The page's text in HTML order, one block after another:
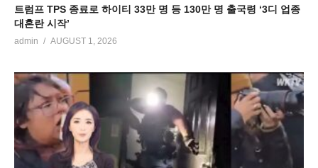
트럼프 TPS 종료로 하이티 33만 명 등 130만 명 출국령 ‘3디 업종
대혼란 시작’
admin AUGUST 1, 2026